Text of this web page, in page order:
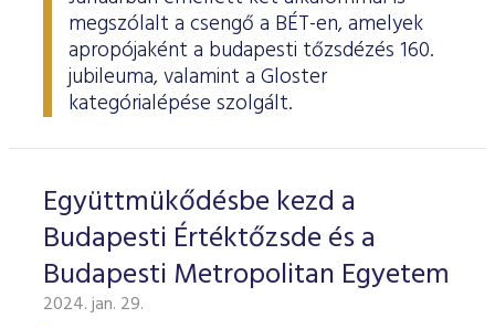
megszólalt a csengő a BÉT-en, amelyek
apropójaként a budapesti tőzsdézés 160.
jubileuma, valamint a Gloster
kategórialépése szolgált.
Együttmükődésbe kezd a
Budapesti Értéktőzsde és a
Budapesti Metropolitan Egyetem
2024. jan. 29.